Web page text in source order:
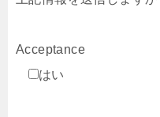
Acceptance
はい